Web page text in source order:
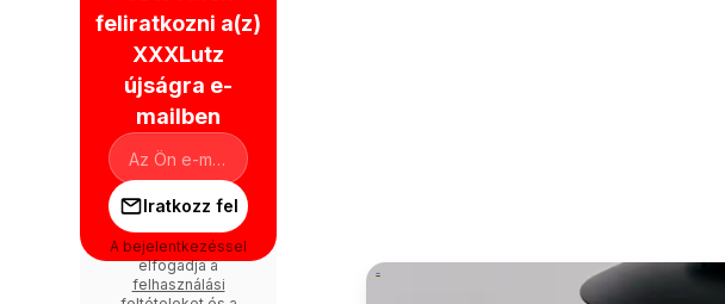
feliratkozni a(z)
XXXLutz
újságra e-
mailben
Iratkozz fel
A bejelentkezéssel
elfogadja a
felhasználási